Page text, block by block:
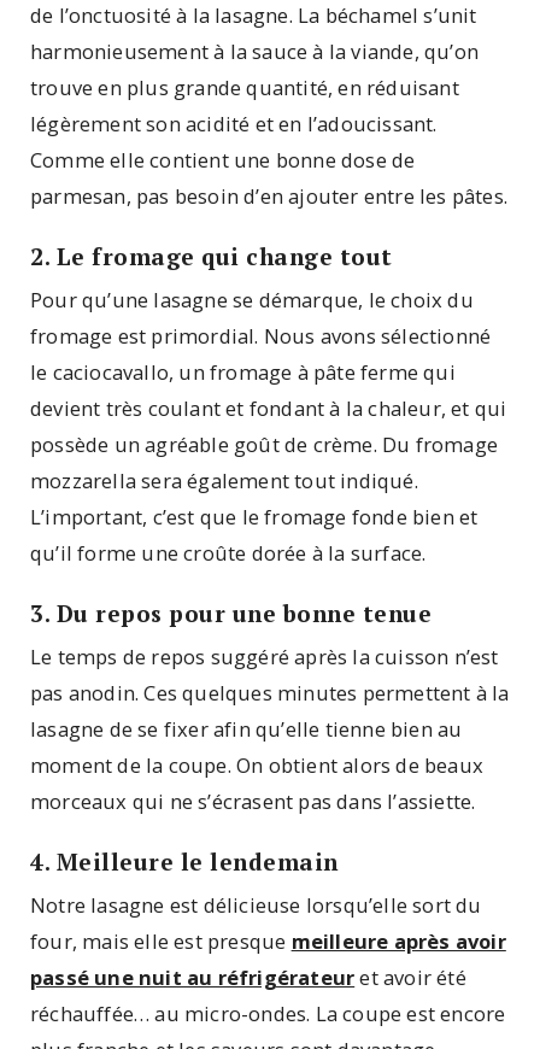
de l’onctuosité à la lasagne. La béchamel s’unit
harmonieusement à la sauce à la viande, qu’on
trouve en plus grande quantité, en réduisant
légèrement son acidité et en l’adoucissant.
Comme elle contient une bonne dose de
parmesan, pas besoin d’en ajouter entre les pâtes.
2. Le fromage qui change tout
Pour qu’une lasagne se démarque, le choix du
fromage est primordial. Nous avons sélectionné
le caciocavallo, un fromage à pâte ferme qui
devient très coulant et fondant à la chaleur, et qui
possède un agréable goût de crème. Du fromage
mozzarella sera également tout indiqué.
L’important, c’est que le fromage fonde bien et
qu’il forme une croûte dorée à la surface.
3. Du repos pour une bonne tenue
Le temps de repos suggéré après la cuisson n’est
pas anodin. Ces quelques minutes permettent à la
lasagne de se fixer afin qu’elle tienne bien au
moment de la coupe. On obtient alors de beaux
morceaux qui ne s’écrasent pas dans l’assiette.
4. Meilleure le lendemain
Notre lasagne est délicieuse lorsqu’elle sort du
four, mais elle est presque meilleure après avoir
passé une nuit au réfrigérateuret avoir été
réchauffée… au micro-ondes. La coupe est encore